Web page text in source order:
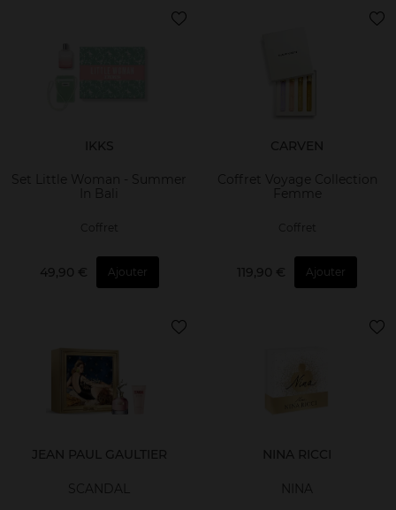
IKKS
Set Little Woman - Summer
In Bali
Coffret
49,90 € Ajouter
CARVEN
Coffret Voyage Collection
Femme
Coffret
119,90 € Ajouter
JEAN PAUL GAULTIER
SCANDAL
NINA RICCI
NINA